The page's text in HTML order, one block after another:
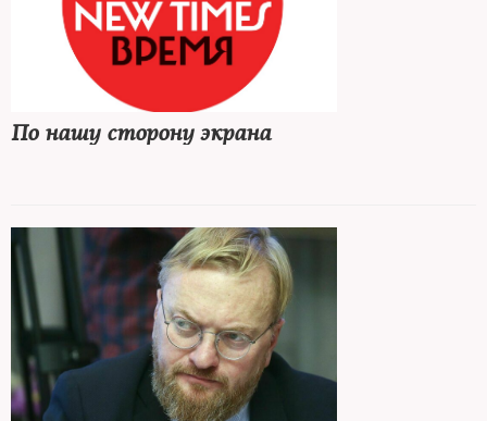
По нашу сторону экрана